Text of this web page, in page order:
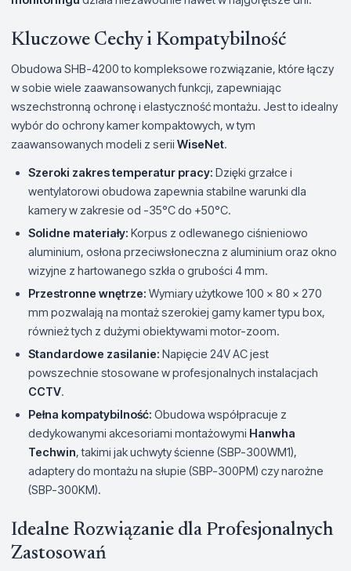
Kluczowe Cechy i Kompatybilność
Obudowa SHB-4200 to kompleksowe rozwiązanie, które łączy
w sobie wiele zaawansowanych funkcji, zapewniając
wszechstronną ochronę i elastyczność montażu. Jest to idealny
wybór do ochrony kamer kompaktowych, w tym
zaawansowanych modeli z serii WiseNet.
Szeroki zakres temperatur pracy: Dzięki grzałce i
wentylatorowi obudowa zapewnia stabilne warunki dla
kamery w zakresie od -35°C do +50°C.
Solidne materiały: Korpus z odlewanego ciśnieniowo
aluminium, osłona przeciwsłoneczna z aluminium oraz okno
wizyjne z hartowanego szkła o grubości 4 mm.
Przestronne wnętrze: Wymiary użytkowe 100 x 80 x 270
mm pozwalają na montaż szerokiej gamy kamer typu box,
również tych z dużymi obiektywami motor-zoom.
Standardowe zasilanie: Napięcie 24V AC jest
powszechnie stosowane w profesjonalnych instalacjach
CCTV.
Pełna kompatybilność: Obudowa współpracuje z
dedykowanymi akcesoriami montażowymi Hanwha
Techwin, takimi jak uchwyty ścienne (SBP-300WM1),
adaptery do montażu na słupie (SBP-300PM) czy narożne
(SBP-300KM).
Idealne Rozwiązanie dla Profesjonalnych
Zastosowań